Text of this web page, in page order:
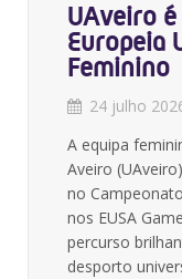
UAveiro
Europeia
Feminino
24 julho
A equipa
Aveiro
no
nos EUSA
percurso
desporto